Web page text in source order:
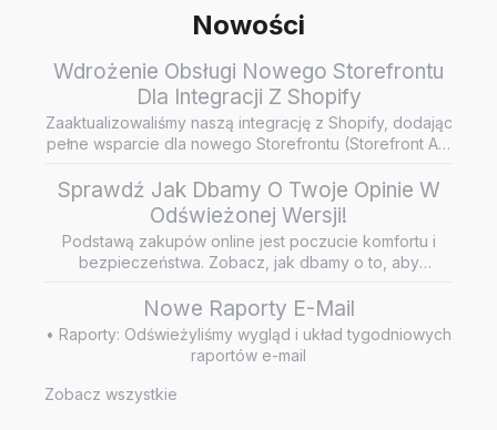
Nowości
Wdrożenie Obsługi Nowego Storefrontu
Dla Integracji Z Shopify
Zaaktualizowaliśmy naszą integrację z Shopify, dodając
pełne wsparcie dla nowego Storefrontu (Storefront API
Sprawdź Jak Dbamy O Twoje Opinie W
Odświeżonej Wersji!
Podstawą zakupów online jest poczucie komfortu i
bezpieczeństwa. Zobacz, jak dbamy o to, aby
Nowe Raporty E-Mail
• Raporty: Odświeżyliśmy wygląd i układ tygodniowych
raportów e-mail
Zobacz wszystkie